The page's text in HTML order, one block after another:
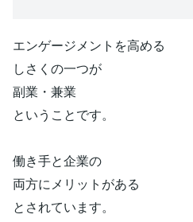
エンゲージメントを高める
しさくの一つが
副業・兼業
ということです。
働き手と企業の
両方にメリットがある
とされています。